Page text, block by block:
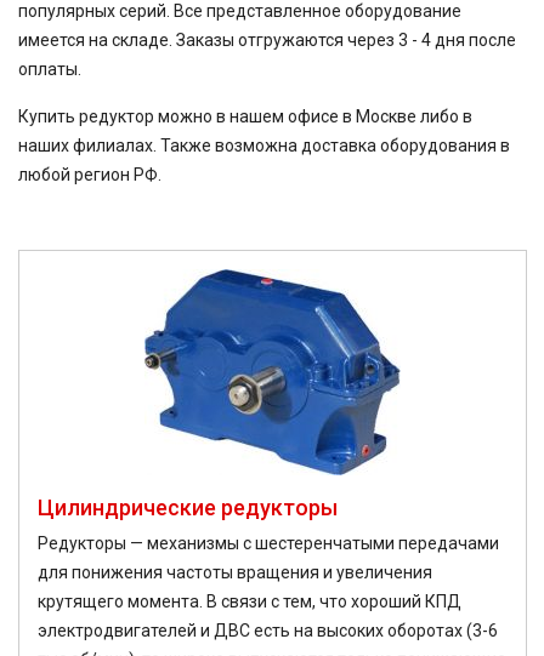
популярных серий. Все представленное оборудование
имеется на складе. Заказы отгружаются через 3 - 4 дня после
оплаты.
Купить редуктор можно в нашем офисе в Москве либо в
наших филиалах. Также возможна доставка оборудования в
любой регион РФ.
Цилиндрические редукторы
Редукторы — механизмы с шестеренчатыми передачами
для понижения частоты вращения и увеличения
крутящего момента. В связи с тем, что хороший КПД
электродвигателей и ДВС есть на высоких оборотах (3-6